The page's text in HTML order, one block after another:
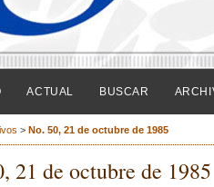
ACTUAL BUSCAR
> No. 50, 21 de octubre de 1985
21 de octubre de 1985